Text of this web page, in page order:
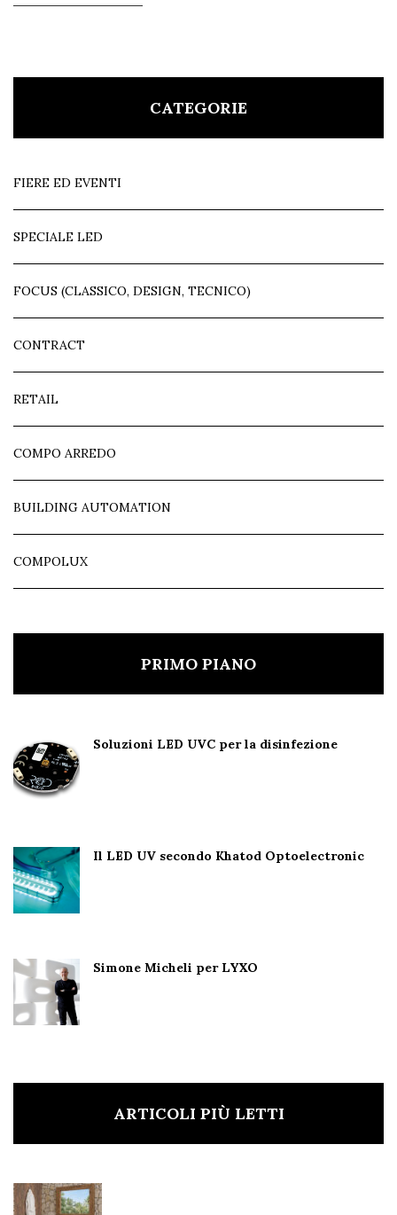
CATEGORIE
FIERE ED EVENTI
SPECIALE LED
FOCUS (CLASSICO, DESIGN, TECNICO)
CONTRACT
RETAIL
COMPO ARREDO
BUILDING AUTOMATION
COMPOLUX
PRIMO PIANO
Soluzioni LED UVC per la disinfezione
Il LED UV secondo Khatod Optoelectronic
Simone Micheli per LYXO
ARTICOLI PIÙ LETTI